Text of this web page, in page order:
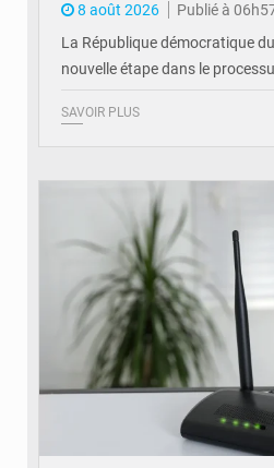
8 août 2026
Publié à
La République démocratique
nouvelle étape dans le
SAVOIR PLUS